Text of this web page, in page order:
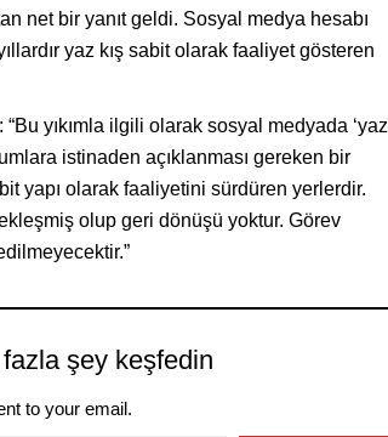
net bir yanıt geldi. Sosyal medya hesabı
yaz kış sabit olarak faaliyet gösteren
yıkımla ilgili olarak sosyal medyada ‘yaz
istinaden açıklanması gereken bir
yapı olarak faaliyetini sürdüren yerlerdir.
olup geri dönüşü yoktur. Görev
şey keşfedin
to your email.